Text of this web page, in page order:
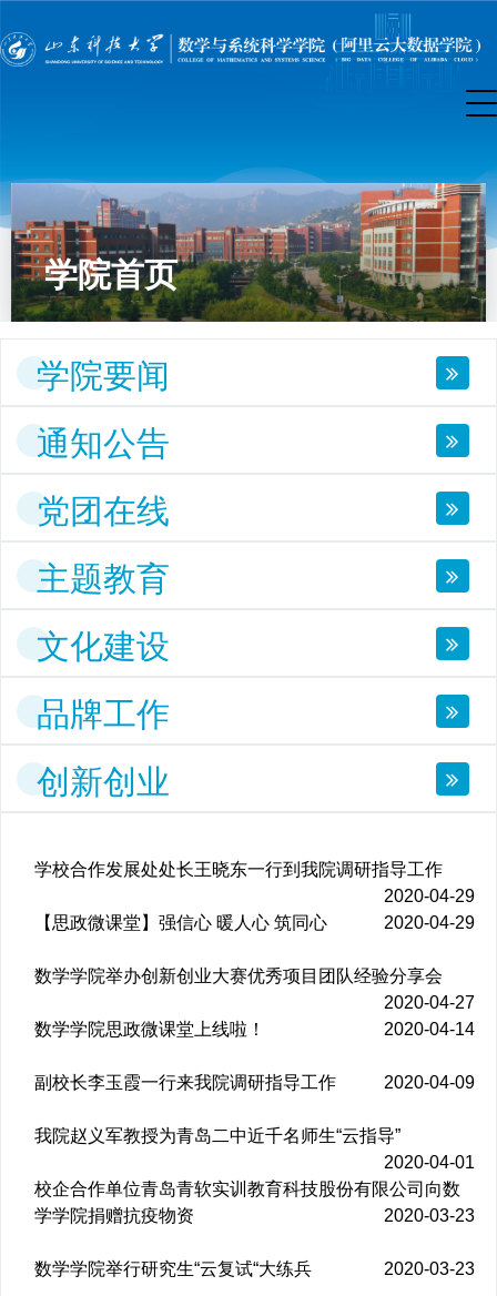
学院首页
学院要闻
通知公告
党团在线
主题教育
文化建设
品牌工作
创新创业
学校合作发展处处长王晓东一行到我院调研指导工作
2020-04-29
【思政微课堂】强信心 暖人心 筑同心
2020-04-29
数学学院举办创新创业大赛优秀项目团队经验分享会
2020-04-27
数学学院思政微课堂上线啦！
2020-04-14
副校长李玉霞一行来我院调研指导工作 2020-04-09
我院赵义军教授为青岛二中近千名师生“云指导”
2020-04-01
校企合作单位青岛青软实训教育科技股份有限公司向数
学学院捐赠抗疫物资
2020-03-23
数学学院举行研究生“云复试“大练兵 2020-03-23